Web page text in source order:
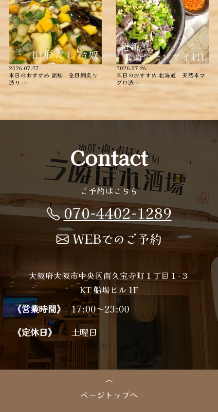
2026.07.27
本日のおすすめ ︎高知 金目鯛炙り
造り ︎…
2026.07.26
本日のおすすめ ︎北海道 天然本マ
グロ造…
Contact
ご予約はこちら
070-4402-1289
WEBでのご予約
大阪府大阪市中央区南久宝寺町１丁目１−３
KT 船場ビル 1F
《営業時間》 17:00～23:00
《定休日》 土曜日
ページトップへ